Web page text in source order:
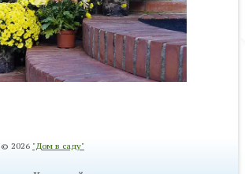
© 2026 "Дом в саду"